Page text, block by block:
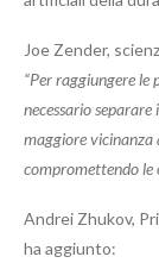
Joe Zender,
“Per raggiungere
necessario
maggiore vicinanza
compromettendo le
Andrei Zhukov,
ha aggiunto: